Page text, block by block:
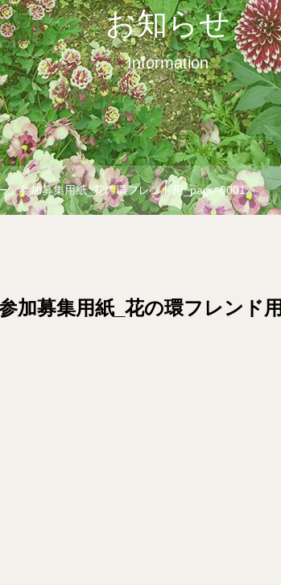
お知らせ
Information
」参加募集用紙_花の環フレンド用_page-0001
加募集用紙_花の環フレンド用